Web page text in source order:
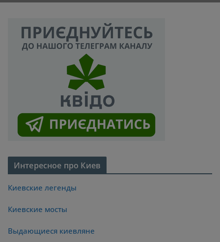
Интересное про Киев
Киевские легенды
Киевские мосты
Выдающиеся киевляне